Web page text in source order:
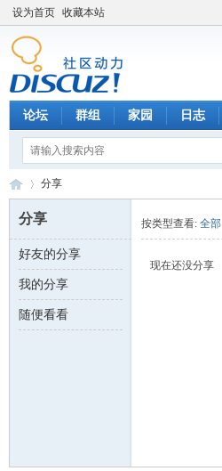
设为首页 收藏本站
论坛 群组 家园 日志
数 ›
分享
分享
好友的分享
我的分享
随便看看
按类型查看: 全部
现在还没分享